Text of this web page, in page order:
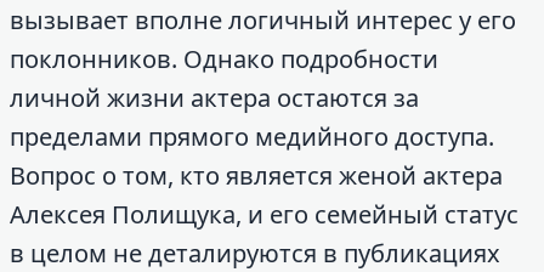
вызывает вполне логичный интерес у его
поклонников. Однако подробности
личной жизни актера остаются за
пределами прямого медийного доступа.
Вопрос о том, кто является женой актера
Алексея Полищука, и его семейный статус
в целом не деталируются в публикациях